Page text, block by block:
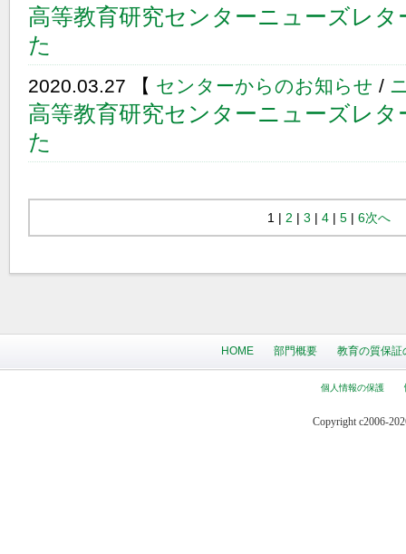
高等教育研究センターニューズレ
た
2020.03.27 【 センターからのお知らせ /
高等教育研究センターニューズレ
た
1 | 2 | 3 | 4| 5| 6次へ
HOME 部門概要 教育の質保証
個人情報の保護
Copyright c2006-